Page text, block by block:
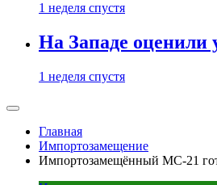
1 неделя спустя
На Западе оценили
1 неделя спустя
Главная
Импортозамещение
Импортозамещённый МС-21